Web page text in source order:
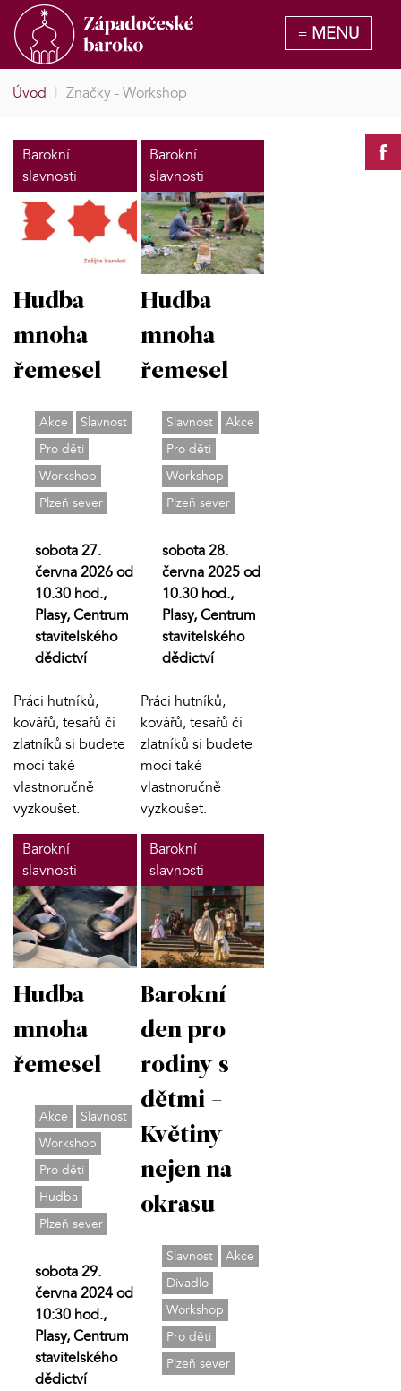
Úvod | Značky - Workshop
Barokní
slavnosti
Hudba
mnoha
řemesel
Akce
Slavnost
Pro děti
Workshop
Plzeň sever
sobota 27.
června 2026 od
10.30 hod.,
Plasy, Centrum
stavitelského
dědictví
Práci hutníků,
kovářů, tesařů či
zlatníků si budete
moci také
vlastnoručně
vyzkoušet.
Barokní
slavnosti
Hudba
mnoha
řemesel
Slavnost
Akce
Pro děti
Workshop
Plzeň sever
sobota 28.
června 2025 od
10.30 hod.,
Plasy, Centrum
stavitelského
dědictví
Práci hutníků,
kovářů, tesařů či
zlatníků si budete
moci také
vlastnoručně
vyzkoušet.
Barokní
slavnosti
Hudba
mnoha
řemesel
Akce
Slavnost
Workshop
Pro děti
Hudba
Plzeň sever
sobota 29.
června 2024 od
10:30 hod.,
Plasy, Centrum
stavitelského
dědictví
Barokní
slavnosti
Barokní
den pro
rodiny s
dětmi -
Květiny
nejen na
okrasu
Slavnost
Akce
Divadlo
Workshop
Pro děti
Plzeň sever